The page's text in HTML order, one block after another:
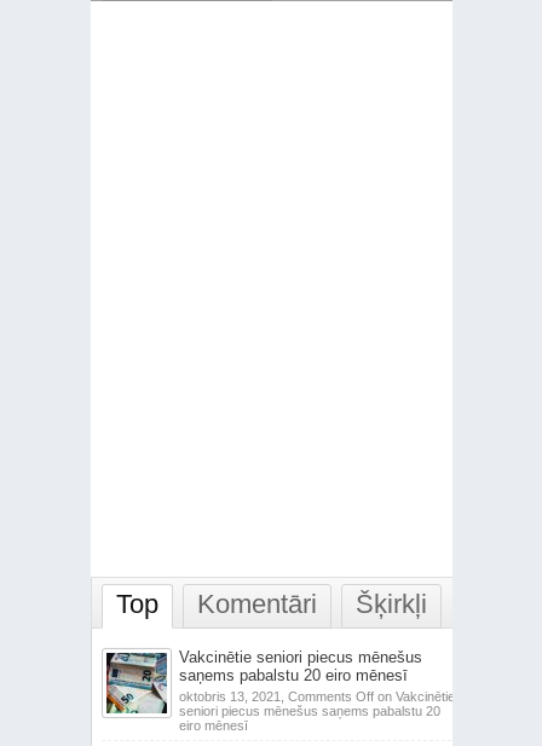
Top Komentāri Šķirkļi
Vakcinētie seniori piecus mēnešus
saņems pabalstu 20 eiro mēnesī
oktobris 13, 2021, Comments Offon Vakcinētie
seniori piecus mēnešus saņems pabalstu 20
eiro mēnesī